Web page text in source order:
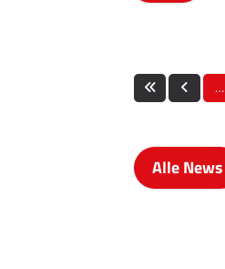
…
Alle News